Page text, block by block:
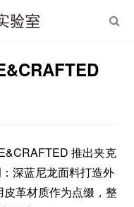
推出夹克
深蓝尼龙面料打造外
革材质作为点缀，整